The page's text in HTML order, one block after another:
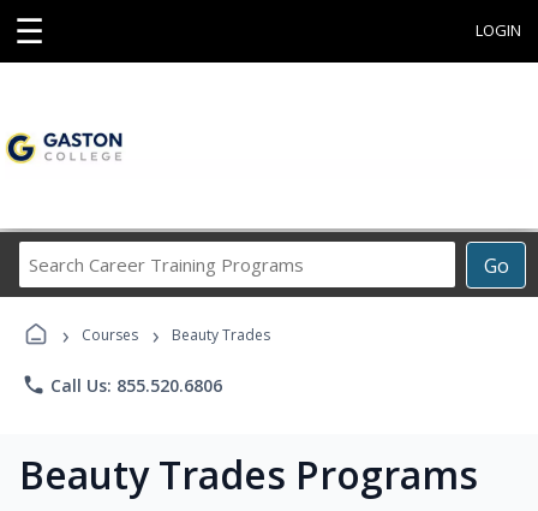
☰ LOGIN
Go
Career
Programs
› Courses › Beauty Trades
phone Call Us: 855.520.6806
Beauty Trades Programs